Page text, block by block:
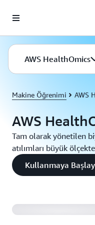
AWS HealthOmics
Makine Öğrenimi AWS
AWS
Tam olarak yönetilen
atılımları büyük
Kullanmaya